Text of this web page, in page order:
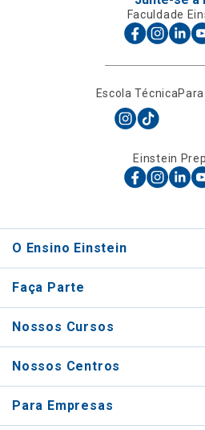
Faculdade
Escola Técnica
Einstein
O Ensino Einstein
Faça Parte
Nossos Cursos
Nossos Centros
Para Empresas